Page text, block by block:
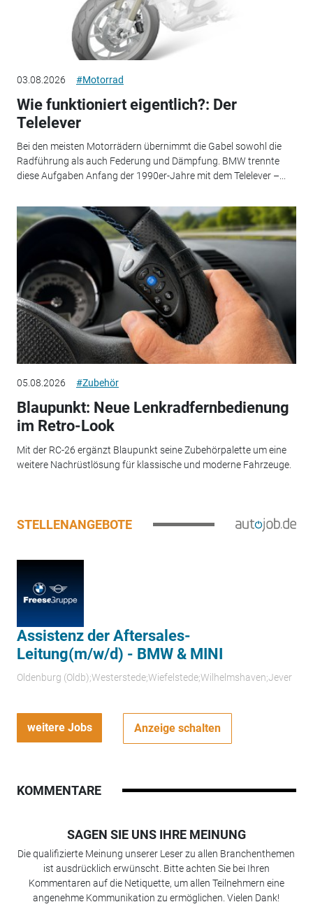
03.08.2026 #Motorrad
Wie funktioniert eigentlich?: Der
Telelever
Bei den meisten Motorrädern übernimmt die Gabel sowohl die
Radführung als auch Federung und Dämpfung. BMW trennte
diese Aufgaben Anfang der 1990er-Jahre mit dem Telelever –...
05.08.2026 #Zubehör
Blaupunkt: Neue Lenkradfernbedienung
im Retro-Look
Mit der RC-26 ergänzt Blaupunkt seine Zubehörpalette um eine
weitere Nachrüstlösung für klassische und moderne Fahrzeuge.
STELLENANGEBOTE
Assistenz der Aftersales-
Leitung(m/w/d) - BMW & MINI
Oldenburg (Oldb);Westerstede;Wiefelstede;Wilhelmshaven;Jever
weitere Jobs Anzeige schalten
KOMMENTARE
SAGEN SIE UNS IHRE MEINUNG
Die qualifizierte Meinung unserer Leser zu allen Branchenthemen
ist ausdrücklich erwünscht. Bitte achten Sie bei Ihren
Kommentaren auf die Netiquette, um allen Teilnehmern eine
angenehme Kommunikation zu ermöglichen. Vielen Dank!